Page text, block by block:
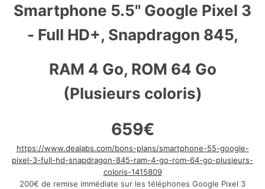
Smartphone 5.5" Google Pixel 3
- Full HD+, Snapdragon 845,
RAM 4 Go, ROM 64 Go
(Plusieurs coloris)
659€
https://www.dealabs.com/bons-plans/smartphone-55-google-
pixel-3-full-hd-snapdragon-845-ram-4-go-rom-64-go-plusieurs-
coloris-1415809
200€ de remise immédiate sur les téléphones Google Pixel 3